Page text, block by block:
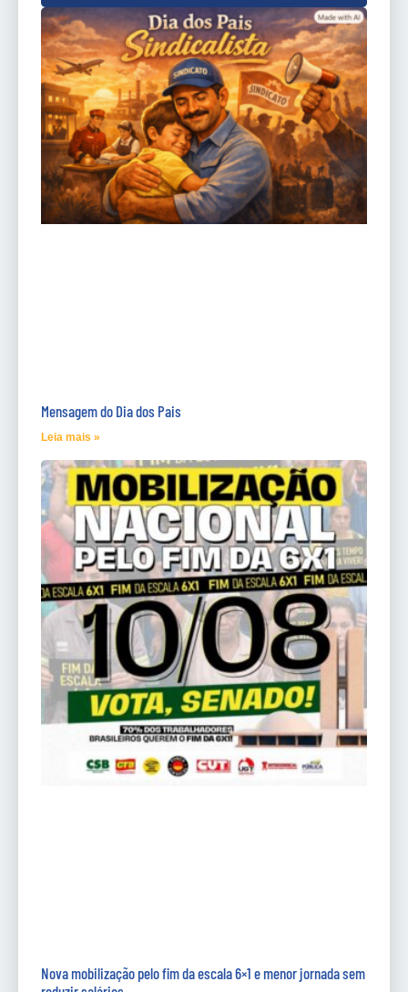
Mensagem do Dia dos Pais
Leia mais »
Nova mobilização pelo fim da escala 6×1 e menor jornada sem